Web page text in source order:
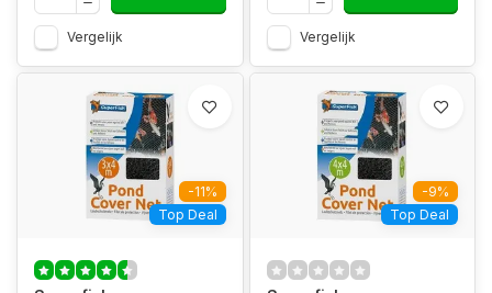
Vergelijk Vergelijk
-11%
Top Deal
-9%
Top Deal